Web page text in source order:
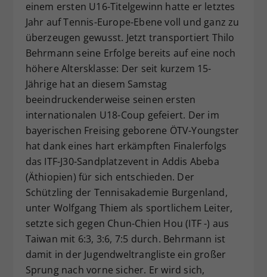
einem ersten U16-Titelgewinn hatte er letztes
Jahr auf Tennis-Europe-Ebene voll und ganz zu
überzeugen gewusst. Jetzt transportiert Thilo
Behrmann seine Erfolge bereits auf eine noch
höhere Altersklasse: Der seit kurzem 15-
Jährige hat an diesem Samstag
beeindruckenderweise seinen ersten
internationalen U18-Coup gefeiert. Der im
bayerischen Freising geborene ÖTV-Youngster
hat dank eines hart erkämpften Finalerfolgs
das ITF-J30-Sandplatzevent in Addis Abeba
(Äthiopien) für sich entschieden. Der
Schützling der Tennisakademie Burgenland,
unter Wolfgang Thiem als sportlichem Leiter,
setzte sich gegen Chun-Chien Hou (ITF -) aus
Taiwan mit 6:3, 3:6, 7:5 durch. Behrmann ist
damit in der Jugendweltrangliste ein großer
Sprung nach vorne sicher. Er wird sich,
Zweck
Dieser Wert speichert Ihre Consent-
Einstellungen. Unter anderem eine
zufällig generierte ID, für die
historische Speicherung Ihrer
vorgenommen Einstellungen, falls der
Webseiten-Betreiber dies eingestellt
hat.